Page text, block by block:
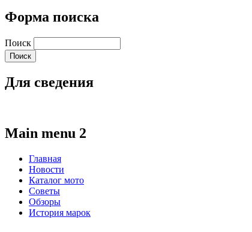
Форма поиска
Поиск
Для сведения
Main menu 2
Главная
Новости
Каталог мото
Советы
Обзоры
История марок